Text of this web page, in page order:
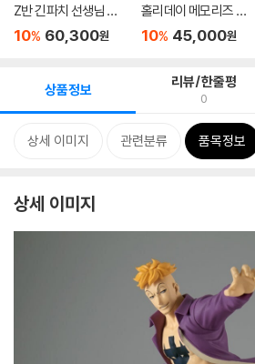
Z반 긴파치 선생님 사
카...
10% 60,300원
홀리데이 메모리즈 피
규...
10% 45,000원
상품정보 리뷰/한줄평
0
상세 이미지 관련분류 품목정보
상세 이미지